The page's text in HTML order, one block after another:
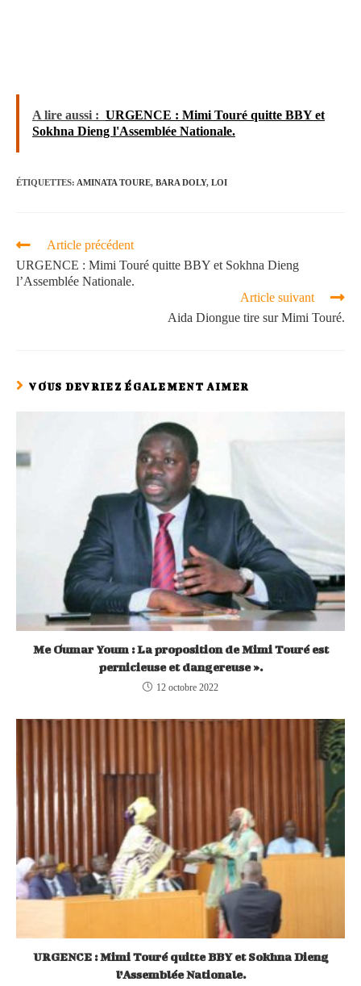
A lire aussi : URGENCE : Mimi Touré quitte BBY et
Sokhna Dieng l'Assemblée Nationale.
ÉTIQUETTES: AMINATA TOURE, BARA DOLY, LOI
Article précédent
URGENCE : Mimi Touré quitte BBY et Sokhna Dieng
l’Assemblée Nationale.
Article suivant
Aida Diongue tire sur Mimi Touré.
VOUS DEVRIEZ ÉGALEMENT AIMER
Me Oumar Youm : La proposition de Mimi Touré est
pernicieuse et dangereuse ».
12 octobre 2022
URGENCE : Mimi Touré quitte BBY et Sokhna Dieng
l’Assemblée Nationale.